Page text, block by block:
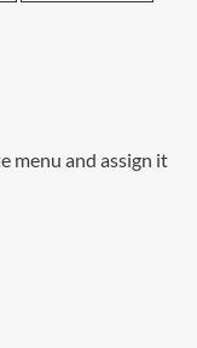
menu and assign it